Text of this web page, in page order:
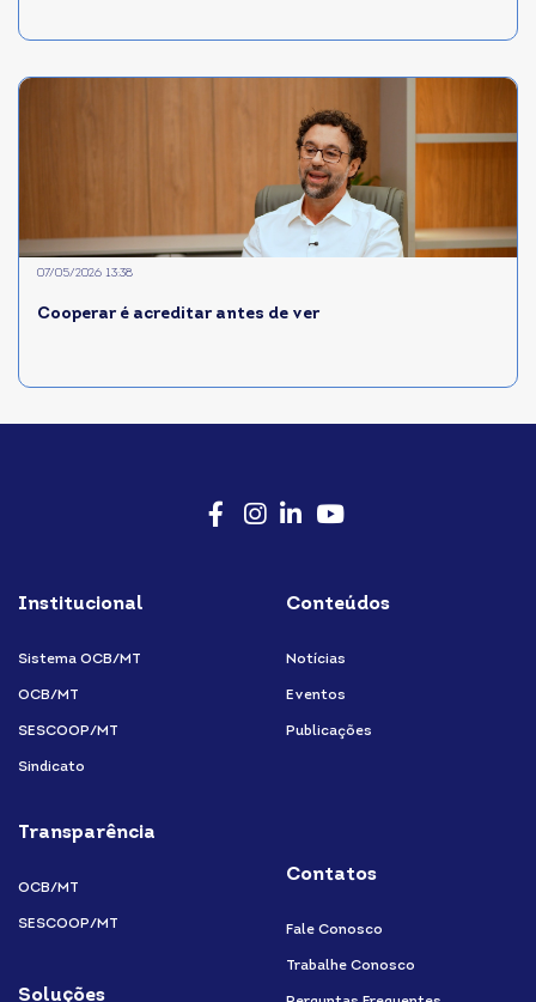
Cooperar é acreditar antes de ver
07/05/2026 13:38
Institucional
Sistema OCB/MT
OCB/MT
SESCOOP/MT
Sindicato
Transparência
OCB/MT
SESCOOP/MT
Soluções
Conteúdos
Notícias
Eventos
Publicações
Contatos
Fale Conosco
Trabalhe Conosco